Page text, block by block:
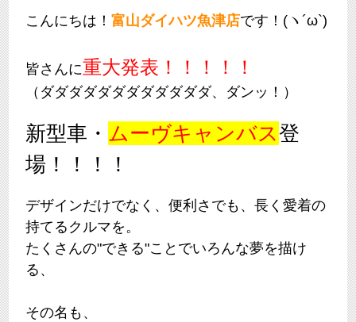
こんにちは！富山ダイハツ魚津店です！(ヽ´ω`)
皆さんに重大発表！！！！！
（ダダダダダダダダダダダダ、ダンッ！）
新型車・ ムーヴキャンバス登
場！！！！
デザインだけでなく、便利さでも、長く愛着の
持てるクルマを。
たくさんの"できる"ことでいろんな夢を描け
る、
その名も、